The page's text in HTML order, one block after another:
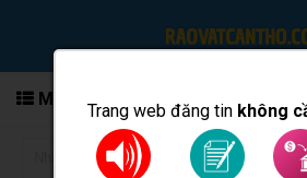
Trang web đăng tin không
MENU